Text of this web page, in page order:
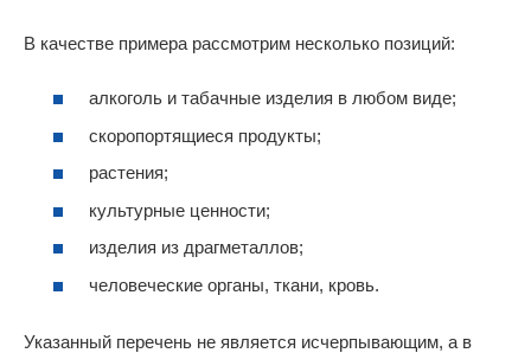
В качестве примера рассмотрим несколько позиций:
алкоголь и табачные изделия в любом виде;
скоропортящиеся продукты;
растения;
культурные ценности;
изделия из драгметаллов;
человеческие органы, ткани, кровь.
Указанный перечень не является исчерпывающим, а в